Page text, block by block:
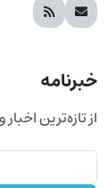
خبرنامه
از تازه‌ترین